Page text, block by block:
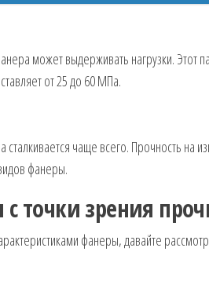
может выдерживать нагрузки. Этот
от 25 до 60 МПа.
чаще всего. Прочность на
фанеры.
точки зрения
фанеры, давайте